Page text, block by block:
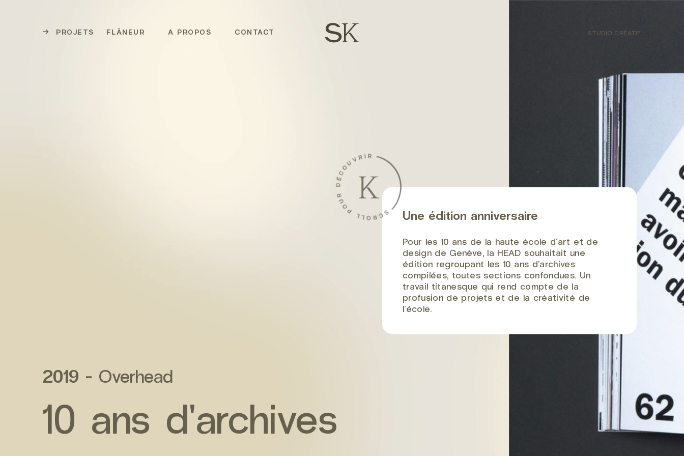
PROJETS FLÂNEUR A PROPOS CONTACT STUDIO CRÉATIF
2019 - Overhead
10 ans d'archives
Une édition anniversaire
Pour les 10 ans de la haute école d'art et de
design de Genève, la HEAD souhaitait une
édition regroupant les 10 ans d'archives
compilées, toutes sections confondues. Un
travail titanesque qui rend compte de la
profusion de projets et de la créativité de
l'école.